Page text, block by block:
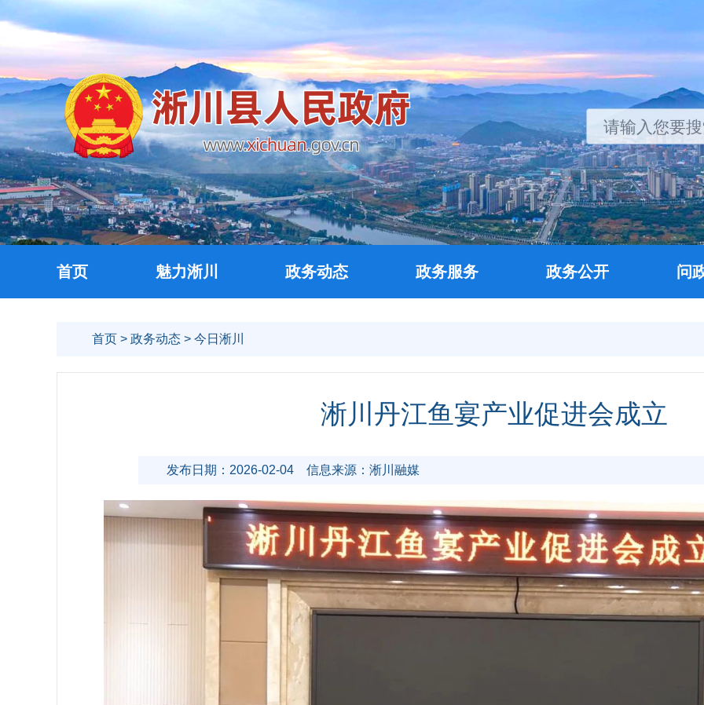
首页 魅力淅川 政务动态 政务服务 政务公开 问
首页 > 政务动态 > 今日淅川
淅川丹江鱼宴产业促进会成立
发布日期：2026-02-04 信息来源：淅川融媒